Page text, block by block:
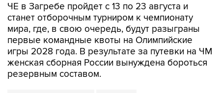
ЧЕ в Загребе пройдет с 13 по 23 августа и
станет отборочным турниром к чемпионату
мира, где, в свою очередь, будут разыграны
первые командные квоты на Олимпийские
игры 2028 года. В результате за путевки на ЧМ
женская сборная России вынуждена бороться
резервным составом.